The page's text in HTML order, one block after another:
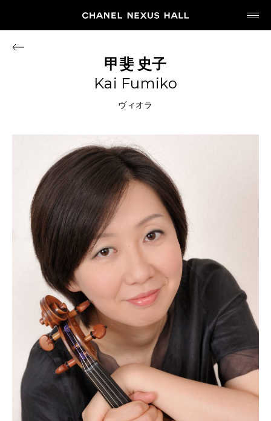
MY CHANEL NEXUS
HOME
PROGRAM
2026
ARCHIVE
NEWS
FEATURED
ABOUT US
甲斐 史子
Kai Fumiko
ヴィオラ